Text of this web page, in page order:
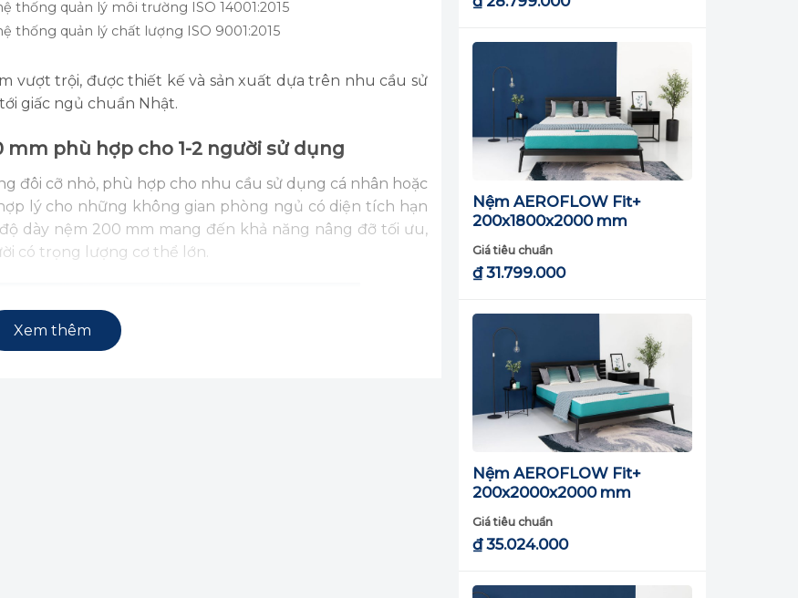
thống quản lý môi trường ISO 14001:2015
thống quản lý chất lượng ISO 9001:2015
vượt trội, được thiết kế và sản xuất dựa trên nhu cầu sử
giấc ngủ chuẩn Nhật.
mm phù hợp cho 1-2 người sử dụng
đôi cỡ nhỏ, phù hợp cho nhu cầu sử dụng cá nhân hoặc
lý cho những không gian phòng ngủ có diện tích hạn
dày nệm 200 mm mang đến khả năng nâng đỡ tối ưu,
có trọng lượng cơ thể lớn.
Xem thêm
Nệm AEROFLOW Fit+
200x1800x2000 mm
Giá tiêu chuẩn
₫31.799.000
Nệm AEROFLOW Fit+
200x2000x2000 mm
Giá tiêu chuẩn
₫35.024.000